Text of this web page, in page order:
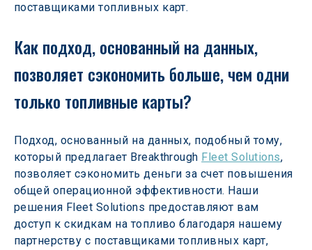
поставщиками топливных карт.
Как подход, основанный на данных,
позволяет сэкономить больше, чем одни
только топливные карты?
Подход, основанный на данных, подобный тому,
который предлагает Breakthrough Fleet Solutions,
позволяет сэкономить деньги за счет повышения
общей операционной эффективности. Наши
решения Fleet Solutions предоставляют вам
доступ к скидкам на топливо благодаря нашему
партнерству с поставщиками топливных карт,